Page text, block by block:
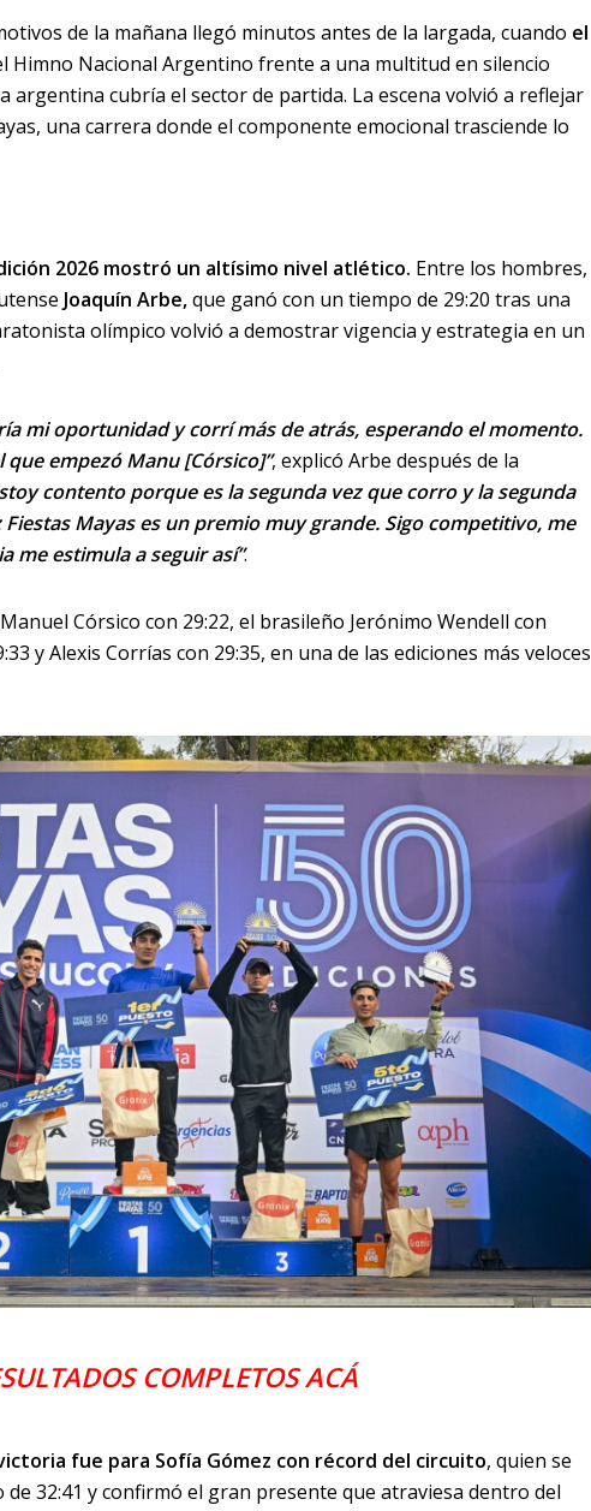
de la mañana llegó minutos antes de la largada, cuando el
Himno Nacional Argentino frente a una multitud en silencio
argentina cubría el sector de partida. La escena volvió a reflejar
una carrera donde el componente emocional trasciende lo
2026 mostró un altísimo nivel atlético. Entre los hombres,
Joaquín Arbe,que ganó con un tiempo de 29:20 tras una
olímpico volvió a demostrar vigencia y estrategia en un
mi oportunidad y corrí más de atrás, esperando el momento.
empezó Manu [Córsico]”, explicó Arbe después de la
contento porque es la segunda vez que corro y la segunda
Mayas es un premio muy grande. Sigo competitivo, me
me estimula a seguir así”.
Córsico con 29:22, el brasileño Jerónimo Wendell con
y Alexis Corrías con 29:35, en una de las ediciones más veloces
COMPLETOS ACÁ
fue para Sofía Gómez con récord del circuito, quien se
32:41 y confirmó el gran presente que atraviesa dentro del